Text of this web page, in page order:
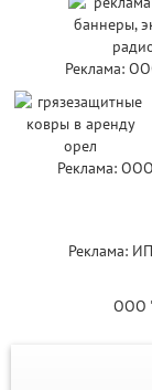
Реклама:
Реклама:
Реклама:
ООО